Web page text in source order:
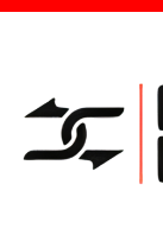
Saltar